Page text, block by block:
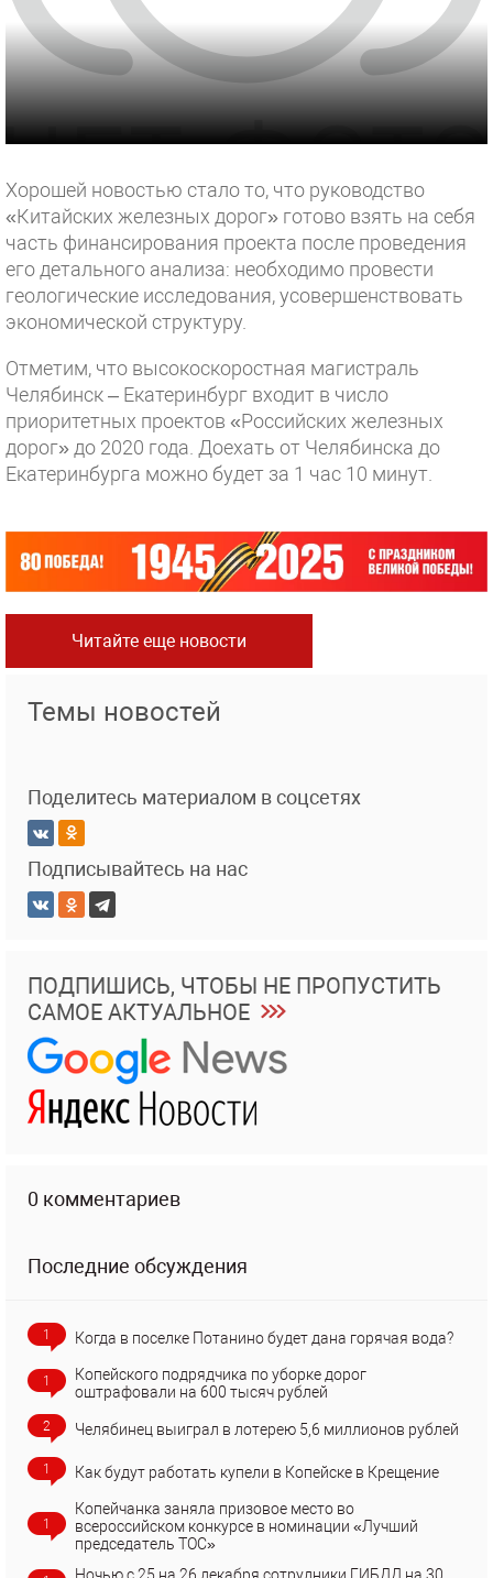
Хорошей новостью стало то, что руководство
«Китайских железных дорог» готово взять на себя
часть финансирования проекта после проведения
его детального анализа: необходимо провести
геологические исследования, усовершенствовать
экономической структуру.
Отметим, что высокоскоростная магистраль
Челябинск – Екатеринбург входит в число
приоритетных проектов «Российских железных
дорог» до 2020 года. Доехать от Челябинска до
Екатеринбурга можно будет за 1 час 10 минут.
Читайте еще новости
Темы новостей
Поделитесь материалом в соцсетях
Подписывайтесь на нас
ПОДПИШИСЬ, ЧТОБЫ НЕ ПРОПУСТИТЬ
САМОЕ АКТУАЛЬНОЕ
0 комментариев
Последние обсуждения
1 Когда в поселке Потанино будет дана горячая вода?
1
Копейского подрядчика по уборке дорог
оштрафовали на 600 тысяч рублей
2 Челябинец выиграл в лотерею 5,6 миллионов рублей
1 Как будут работать купели в Копейске в Крещение
1
Копейчанка заняла призовое место во
всероссийском конкурсе в номинации «Лучший
председатель ТОС»